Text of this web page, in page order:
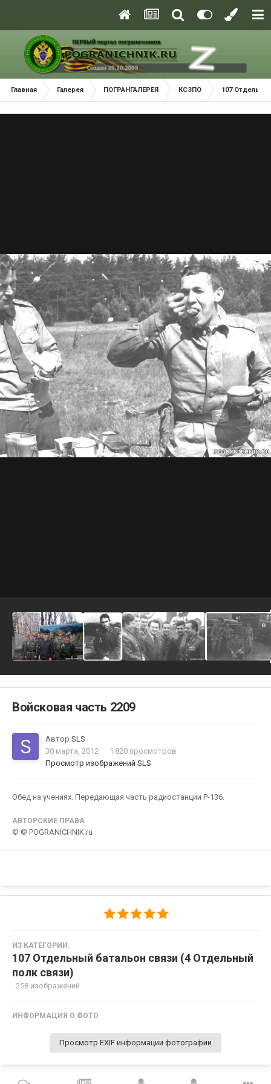
Главная Галерея ПОГРАНГАЛЕРЕЯ КСЗПО 107
Войсковая часть 2209
Автор SLS
30 марта, 2012
1 820 просмотров
Просмотр изображений SLS
Обед на учениях. Передающая часть радиостанции Р-136.
АВТОРСКИЕ ПРАВА
© © POGRANICHNIK.ru
ИЗ КАТЕГОРИИ:
107 Отдельный батальон связи (4 Отдельный
полк связи)
· 258 изображений
ИНФОРМАЦИЯ О ФОТО
Просмотр EXIF информации фотографии